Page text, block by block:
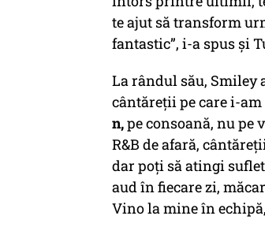
te ajut să transform
fantastic”, i-a spus și
La rândul său, Smiley
cântăreții pe care i-
n,pe consoană, nu pe
R&B de afară,
dar poți să atingi
aud în fiecare zi,
Vino la mine în